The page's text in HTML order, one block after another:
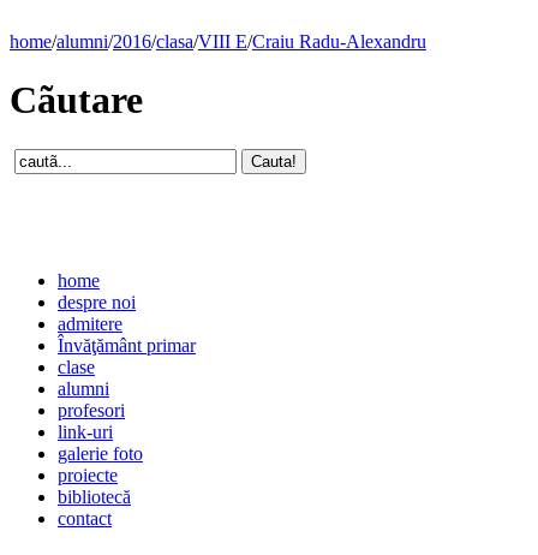
home/alumni/2016/clasa/VIII E/Craiu Radu-Alexandru
Cãutare
home
despre noi
admitere
Învăţământ primar
clase
alumni
profesori
link-uri
galerie foto
proiecte
bibliotecă
contact